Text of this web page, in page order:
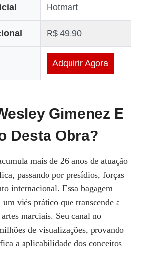
Hotmart
R$ 49,90
Adquirir Agora
Gimenez E
Desta Obra?
mais de 26 anos de atuação
passando por presídios, forças
internacional. Essa bagagem
um viés prático que transcende a
marciais. Seu canal no
de visualizações, provando
a aplicabilidade dos conceitos